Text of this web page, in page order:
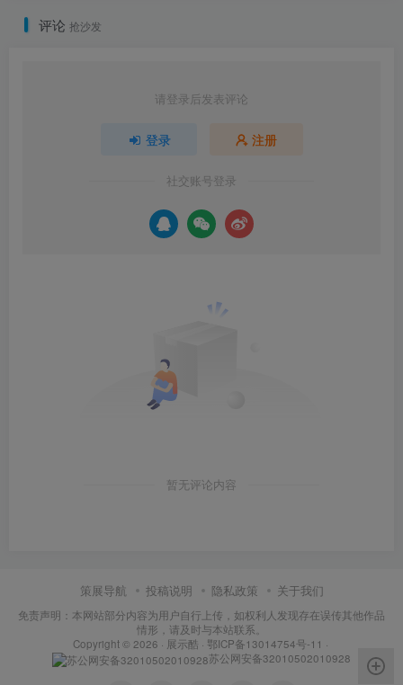
评论 抢沙发
请登录后发表评论
登录 注册
社交账号登录
暂无评论内容
策展导航 投稿说明 隐私政策 关于我们
免责声明：本网站部分内容为用户自行上传，如权利人发现存在误传其他作品
情形，请及时与本站联系。
Copyright © 2026 · 展示酷 · 鄂ICP备13014754号-11 ·
苏公网安备32010502010928